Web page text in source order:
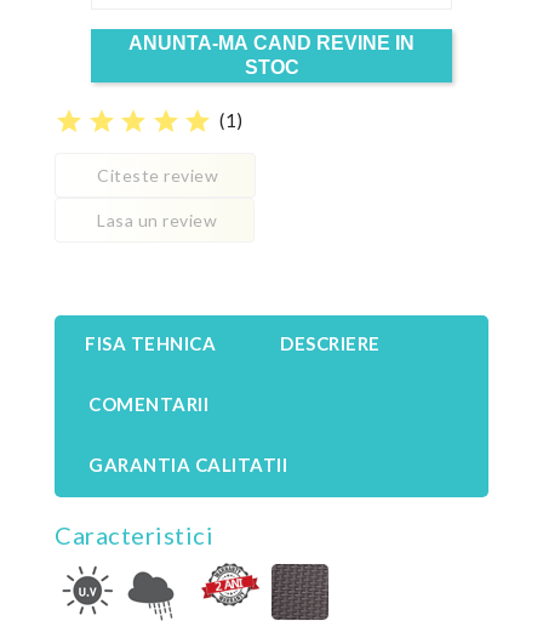
ANUNTA-MA CAND REVINE IN
STOC
star star star star star (1)
Citeste review
Lasa un review
FISA TEHNICA DESCRIERE
COMENTARII
GARANTIA CALITATII
Caracteristici